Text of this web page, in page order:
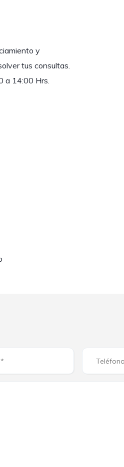
y
tus consultas.
a 14:00 Hrs.